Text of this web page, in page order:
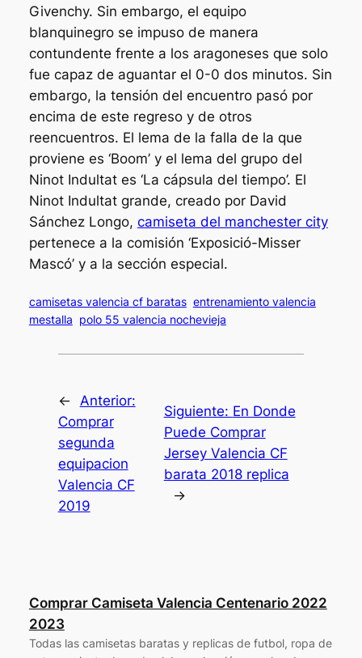
Givenchy. Sin embargo, el equipo
blanquinegro se impuso de manera
contundente frente a los aragoneses que solo
fue capaz de aguantar el 0-0 dos minutos. Sin
embargo, la tensión del encuentro pasó por
encima de este regreso y de otros
reencuentros. El lema de la falla de la que
proviene es ‘Boom’ y el lema del grupo del
Ninot Indultat es ‘La cápsula del tiempo’. El
Ninot Indultat grande, creado por David
Sánchez Longo, camiseta del manchester city
pertenece a la comisión ‘Exposició-Misser
Mascó’ y a la sección especial.
camisetas valencia cf baratas entrenamiento valencia
mestalla polo 55 valencia nochevieja
← Anterior:
Comprar
segunda
equipacion
Valencia CF
2019
Siguiente: En Donde
Puede Comprar
Jersey Valencia CF
barata 2018 replica
→
Comprar Camiseta Valencia Centenario 2022
2023
Todas las camisetas baratas y replicas de futbol, ropa de